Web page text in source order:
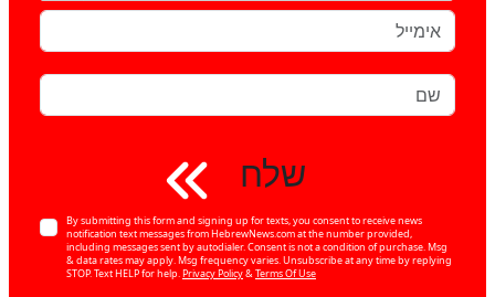
שלח
By submitting this form and signing up for texts, you consent to receive news
notification text messages from HebrewNews.com at the number provided,
including messages sent by autodialer. Consent is not a condition of purchase. Msg
& data rates may apply. Msg frequency varies. Unsubscribe at any time by replying
STOP. Text HELP for help.Privacy Policy&Terms Of Use